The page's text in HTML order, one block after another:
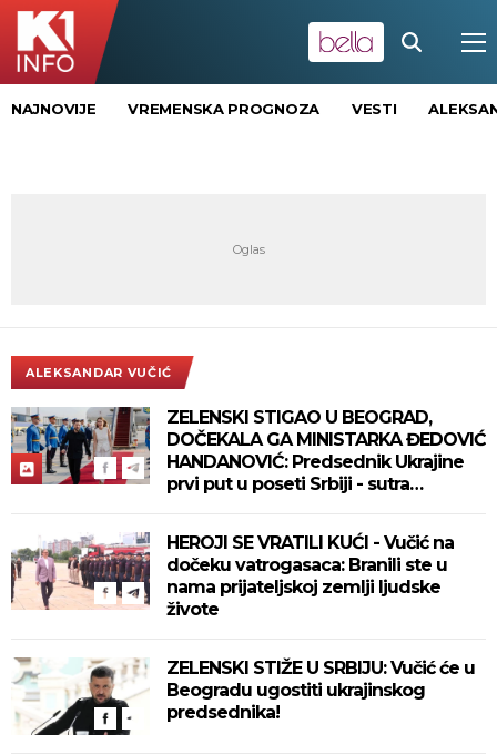
NAJNOVIJE VREMENSKA PROGNOZA VESTI
ALEKSANDAR VUČIĆ
ZELENSKI STIGAO U BEOGRAD,
DOČEKALA GA MINISTARKA ĐEDOVIĆ
HANDANOVIĆ: Predsednik Ukrajine
prvi put u poseti Srbiji - sutra
HEROJI SE VRATILI KUĆI - Vučić na
dočeku vatrogasaca: Branili ste u
nama prijateljskoj zemlji ljudske
živote
ZELENSKI STIŽE U SRBIJU: Vučić će u
Beogradu ugostiti ukrajinskog
predsednika!